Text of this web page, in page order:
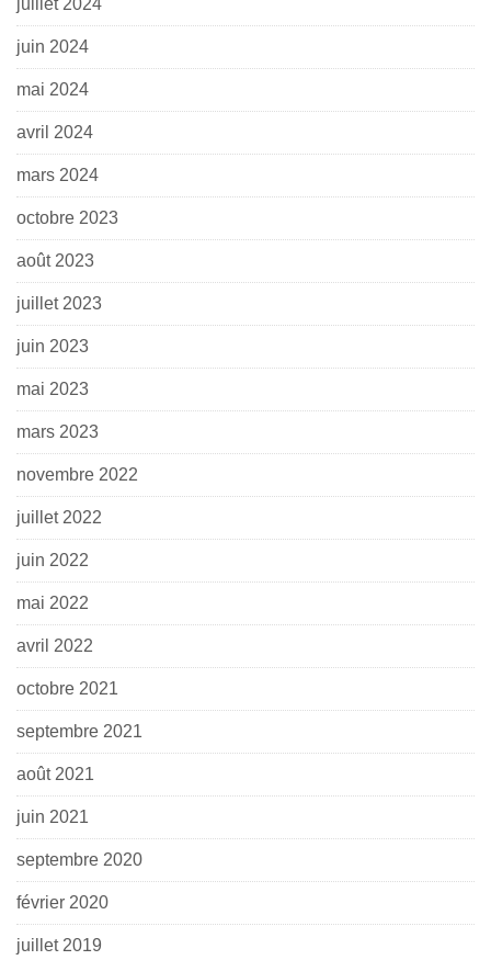
juillet 2024
juin 2024
mai 2024
avril 2024
mars 2024
octobre 2023
août 2023
juillet 2023
juin 2023
mai 2023
mars 2023
novembre 2022
juillet 2022
juin 2022
mai 2022
avril 2022
octobre 2021
septembre 2021
août 2021
juin 2021
septembre 2020
février 2020
juillet 2019